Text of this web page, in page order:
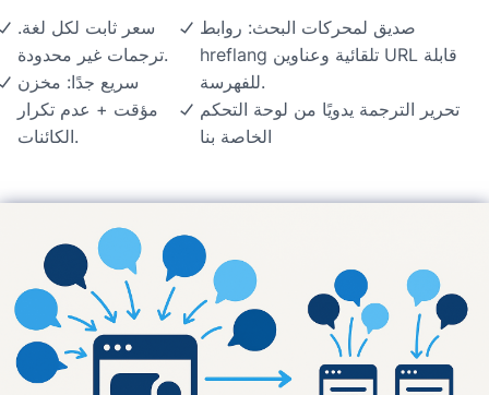
سعر ثابت لكل لغة.
ترجمات غير محدودة.
سريع جدًا: مخزن
مؤقت + عدم تكرار
الكائنات.
صديق لمحركات البحث: روابط
hreflang تلقائية وعناوين URL قابلة
للفهرسة.
تحرير الترجمة يدويًا من لوحة التحكم
الخاصة بنا